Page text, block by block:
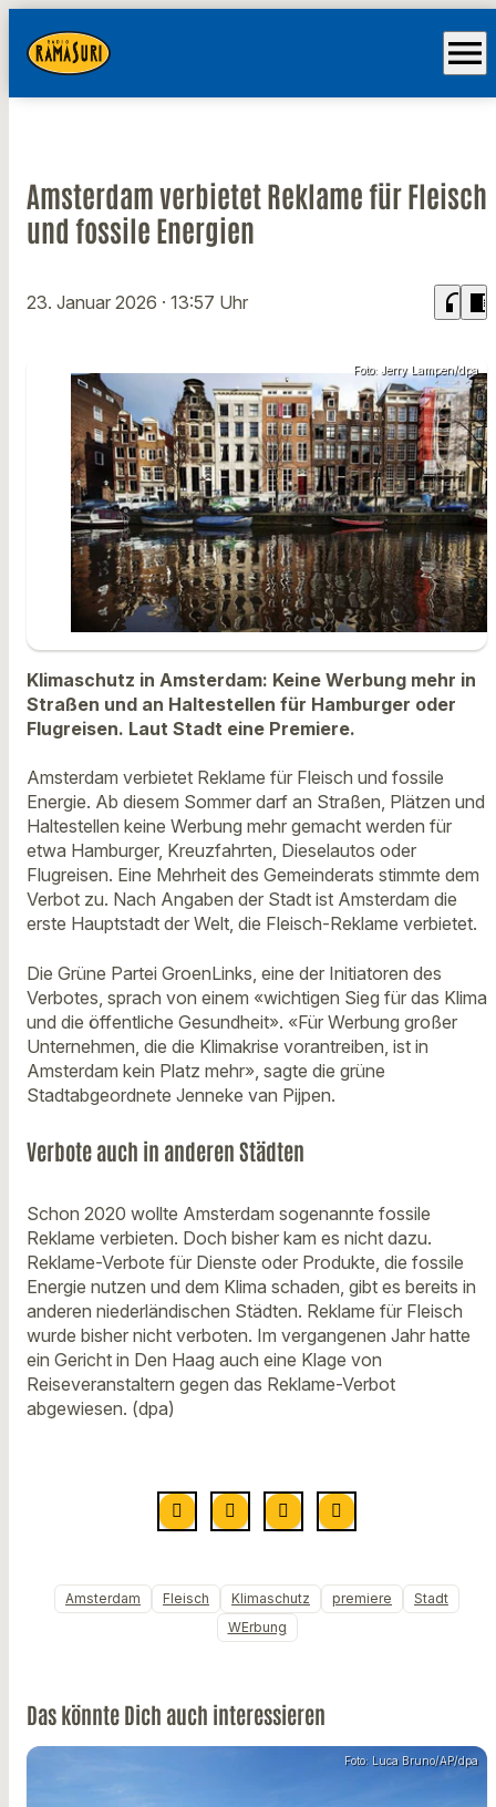
menu
Amsterdam verbietet Reklame für Fleisch
und fossile Energien
23. Januar 2026 · 13:57 Uhr headphones chrome_reader_mode
Foto: Jerry Lampen/dpa
Klimaschutz in Amsterdam: Keine Werbung mehr in
Straßen und an Haltestellen für Hamburger oder
Flugreisen. Laut Stadt eine Premiere.
Amsterdam verbietet Reklame für Fleisch und fossile
Energie. Ab diesem Sommer darf an Straßen, Plätzen und
Haltestellen keine Werbung mehr gemacht werden für
etwa Hamburger, Kreuzfahrten, Dieselautos oder
Flugreisen. Eine Mehrheit des Gemeinderats stimmte dem
Verbot zu. Nach Angaben der Stadt ist Amsterdam die
erste Hauptstadt der Welt, die Fleisch-Reklame verbietet.
Die Grüne Partei GroenLinks, eine der Initiatoren des
Verbotes, sprach von einem «wichtigen Sieg für das Klima
und die öffentliche Gesundheit». «Für Werbung großer
Unternehmen, die die Klimakrise vorantreiben, ist in
Amsterdam kein Platz mehr», sagte die grüne
Stadtabgeordnete Jenneke van Pijpen.
Verbote auch in anderen Städten
Schon 2020 wollte Amsterdam sogenannte fossile
Reklame verbieten. Doch bisher kam es nicht dazu.
Reklame-Verbote für Dienste oder Produkte, die fossile
Energie nutzen und dem Klima schaden, gibt es bereits in
anderen niederländischen Städten. Reklame für Fleisch
wurde bisher nicht verboten. Im vergangenen Jahr hatte
ein Gericht in Den Haag auch eine Klage von
Reiseveranstaltern gegen das Reklame-Verbot
abgewiesen. (dpa)
Amsterdam Fleisch Klimaschutz premiere
Stadt
WErbung
Das könnte Dich auch interessieren
Foto: Luca Bruno/AP/dpa